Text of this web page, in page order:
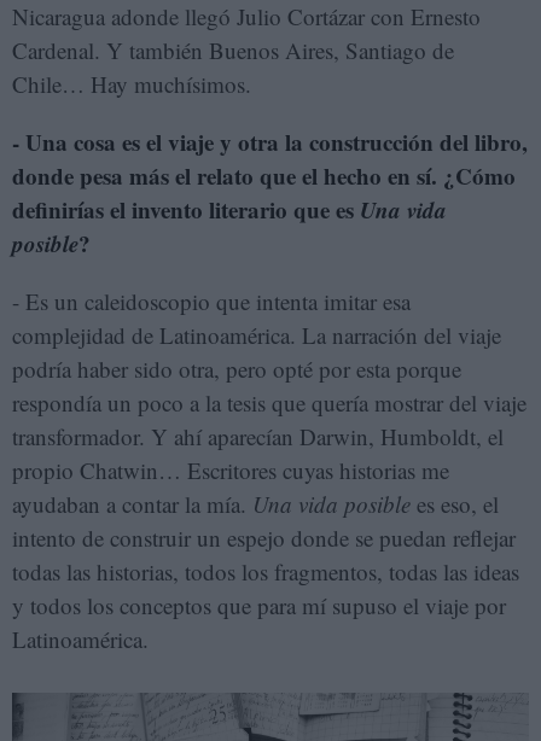
Nicaragua adonde llegó Julio Cortázar con Ernesto
Cardenal. Y también Buenos Aires, Santiago de
Chile… Hay muchísimos.
- Una cosa es el viaje y otra la construcción del libro,
donde pesa más el relato que el hecho en sí. ¿Cómo
definirías el invento literario que es Una vida
posible?
- Es un caleidoscopio que intenta imitar esa
complejidad de Latinoamérica. La narración del viaje
podría haber sido otra, pero opté por esta porque
respondía un poco a la tesis que quería mostrar del viaje
transformador. Y ahí aparecían Darwin, Humboldt, el
propio Chatwin… Escritores cuyas historias me
ayudaban a contar la mía. Una vida posible es eso, el
intento de construir un espejo donde se puedan reflejar
todas las historias, todos los fragmentos, todas las ideas
y todos los conceptos que para mí supuso el viaje por
Latinoamérica.